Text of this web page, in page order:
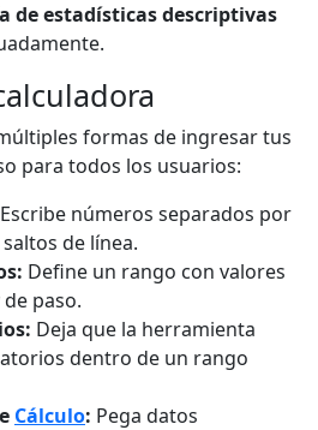
de estadísticas descriptivas
formas de ingresar tus
para todos los usuarios:
Escribe números separados por
de línea.
Define un rango con valores
paso.
Deja que la herramienta
dentro de un rango
Cálculo: Pega datos